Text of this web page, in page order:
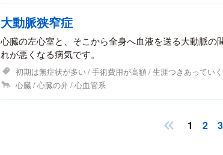
大動脈狭窄症
心臓の左心室と、そこから全身へ血液を送る大動脈
れが悪くなる病気です。
初期は無症状が多い 手術費用が高額 生涯つきあってい
心臓 心臓の弁 心血管系
1 2 3